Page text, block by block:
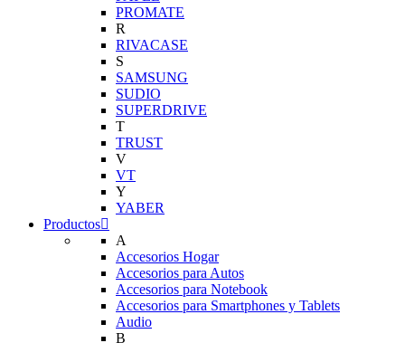
PROMATE
R
RIVACASE
S
SAMSUNG
SUDIO
SUPERDRIVE
T
TRUST
V
VT
Y
YABER
Productos
A
Accesorios Hogar
Accesorios para Autos
Accesorios para Notebook
Accesorios para Smartphones y Tablets
Audio
B